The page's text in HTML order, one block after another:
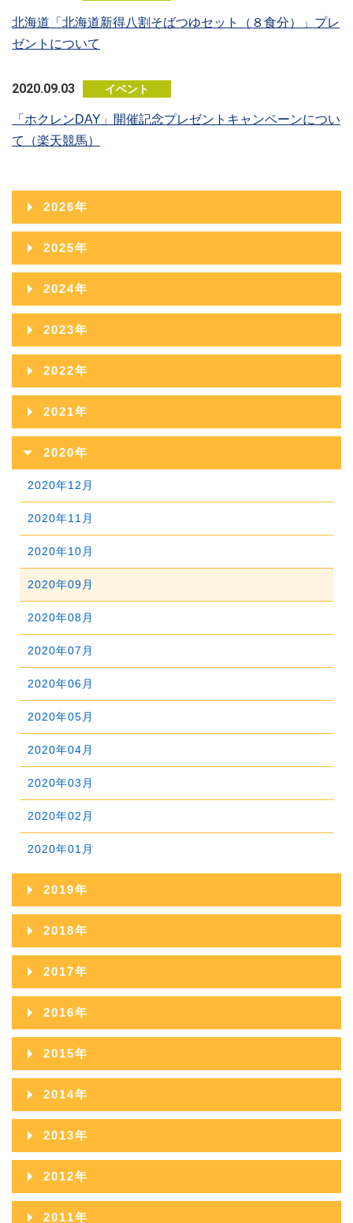
北海道「北海道新得八割そばつゆセット（８食分）」プレ
ゼントについて
2020.09.03 イベント
「ホクレンDAY」開催記念プレゼントキャンペーンについ
て（楽天競馬）
2026年
2026年08月
2026年07月
2026年06月
2026年05月
2026年04月
2026年03月
2026年02月
2026年01月
2025年
2025年12月
2025年11月
2025年10月
2025年09月
2025年08月
2025年07月
2025年06月
2025年05月
2025年04月
2025年03月
2025年02月
2025年01月
2024年
2024年12月
2024年11月
2024年10月
2024年09月
2024年08月
2024年07月
2024年06月
2024年05月
2024年04月
2024年03月
2024年02月
2024年01月
2023年
2023年12月
2023年11月
2023年10月
2023年09月
2023年08月
2023年07月
2023年06月
2023年05月
2023年04月
2023年03月
2023年02月
2023年01月
2022年
2022年12月
2022年11月
2022年10月
2022年09月
2022年08月
2022年07月
2022年06月
2022年05月
2022年04月
2022年03月
2022年02月
2022年01月
2021年
2021年12月
2020年
2020年12月
2020年11月
2020年10月
2020年09月
2020年08月
2020年07月
2020年06月
2020年05月
2020年04月
2020年03月
2020年02月
2020年01月
2019年
2019年12月
2019年11月
2019年10月
2019年09月
2019年08月
2019年07月
2019年06月
2019年05月
2019年03月
2018年
2018年12月
2018年11月
2018年10月
2018年09月
2018年08月
2018年07月
2018年06月
2018年05月
2017年
2017年12月
2017年11月
2017年10月
2017年09月
2017年08月
2017年07月
2017年06月
2016年
2016年12月
2016年11月
2016年10月
2016年09月
2016年08月
2016年07月
2015年
2015年12月
2015年11月
2015年10月
2015年09月
2015年08月
2014年
2014年12月
2014年11月
2014年10月
2013年
2013年12月
2013年11月
2012年
2012年12月
2011年